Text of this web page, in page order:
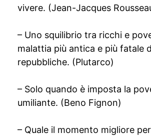
vivere. (Jean-Jacques
– Uno squilibrio tra ricchi e
malattia più antica e più fatale
repubbliche. (Plutarco)
– Solo quando è imposta la
umiliante. (Beno Fignon)
– Quale il momento migliore